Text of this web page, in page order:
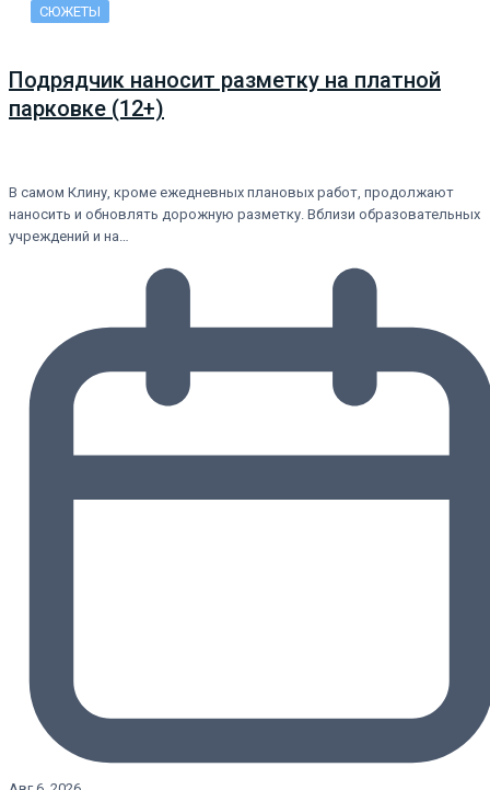
СЮЖЕТЫ
Подрядчик наносит разметку на платной
парковке (12+)
В самом Клину, кроме ежедневных плановых работ, продолжают
наносить и обновлять дорожную разметку. Вблизи образовательных
учреждений и на…